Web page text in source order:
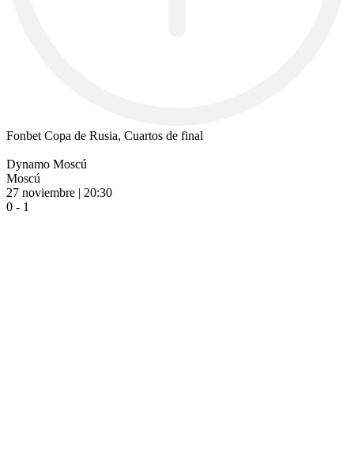
Fonbet Copa de Rusia, Cuartos de final
Dynamo Moscú
Moscú
27 noviembre | 20:30
0 - 1